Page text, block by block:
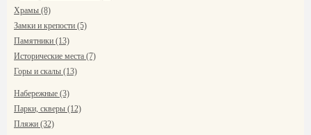
Храмы (8)
Замки и крепости (5)
Памятники (13)
Исторические места (7)
Горы и скалы (13)
Набережные (3)
Парки, скверы (12)
Пляжи (32)